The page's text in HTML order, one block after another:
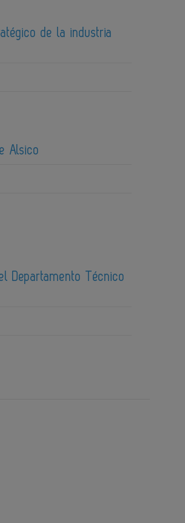
de la industria
Alsico
Departamento Técnico